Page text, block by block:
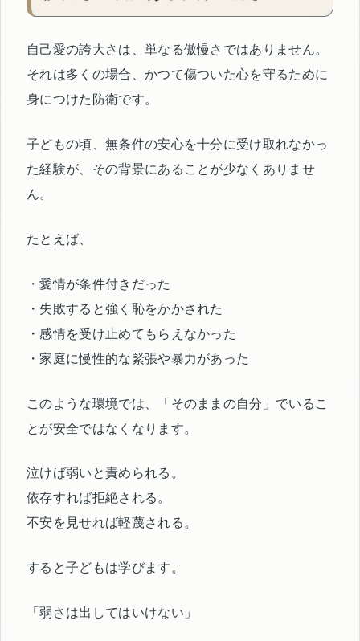
自己愛の誇大さは、単なる傲慢さではありません。
それは多くの場合、かつて傷ついた心を守るために
身につけた防衛です。
子どもの頃、無条件の安心を十分に受け取れなかっ
た経験が、その背景にあることが少なくありませ
ん。
たとえば、
・愛情が条件付きだった
・失敗すると強く恥をかかされた
・感情を受け止めてもらえなかった
・家庭に慢性的な緊張や暴力があった
このような環境では、「そのままの自分」でいるこ
とが安全ではなくなります。
泣けば弱いと責められる。
依存すれば拒絶される。
不安を見せれば軽蔑される。
すると子どもは学びます。
「弱さは出してはいけない」